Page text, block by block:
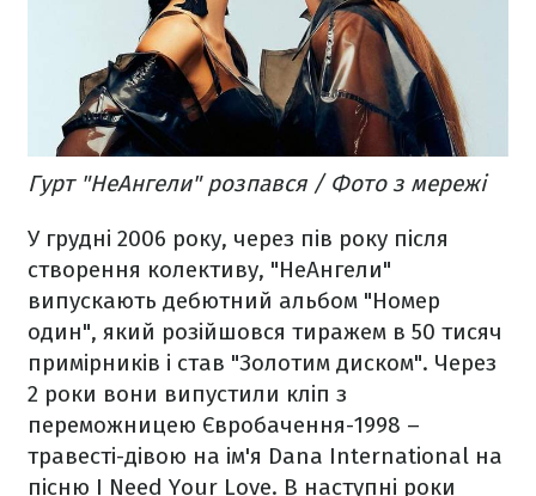
Гурт "НеАнгели" розпався / Фото з мережі
У грудні 2006 року, через пів року після
створення колективу, "НеАнгели"
випускають дебютний альбом "Номер
один", який розійшовся тиражем в 50 тисяч
примірників і став "Золотим диском". Через
2 роки вони випустили кліп з
переможницею Євробачення-1998 –
травесті-дівою на ім'я Dana International на
пісню I Need Your Love. В наступні роки